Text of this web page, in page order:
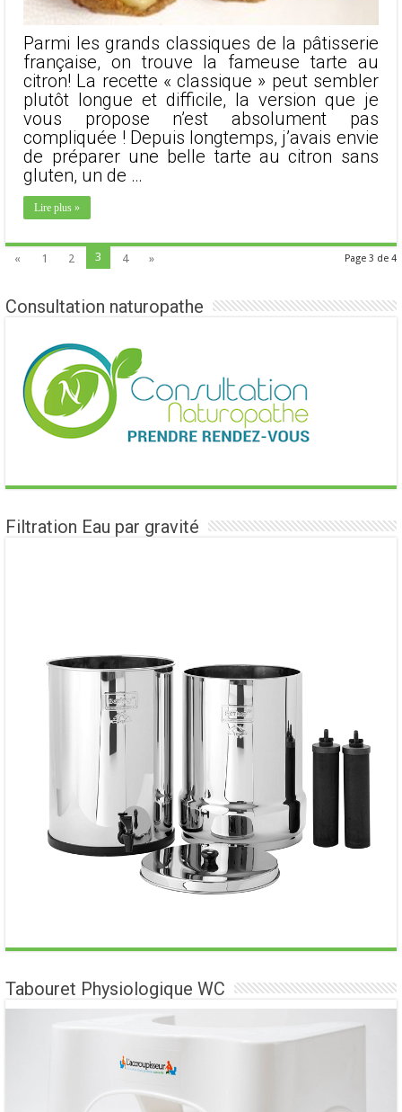
Parmi les grands classiques de la pâtisserie
française, on trouve la fameuse tarte au
citron! La recette « classique » peut sembler
plutôt longue et difficile, la version que je
vous propose n’est absolument pas
compliquée ! Depuis longtemps, j’avais envie
de préparer une belle tarte au citron sans
gluten, un de …
Lire plus »
Page 3 de 4
« 1 2 3 4 »
Consultation naturopathe
Filtration Eau par gravité
Tabouret Physiologique WC